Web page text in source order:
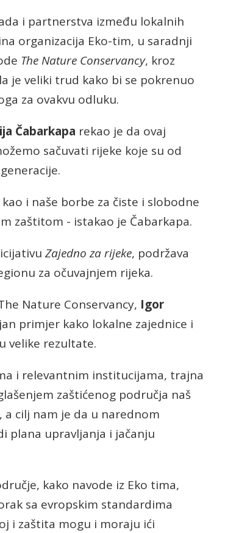
i partnerstva između lokalnih
organizacija Eko-tim, u saradnji
The Nature Conservancy, kroz
je veliki trud kako bi se pokrenuo
za ovakvu odluku.
Čabarkapa rekao je da ovaj
sačuvati rijeke koje su od
i naše borbe za čiste i slobodne
zaštitom - istakao je Čabarkapa.
Zajedno za rijeke, podržava
za očuvajnjem rijeka.
Nature Conservancy, Igor
primjer kako lokalne zajednice i
velike rezultate.
i relevantnim institucijama, trajna
zaštićenog područja naš
cilj nam je da u narednom
plana upravljanja i jačanju
kako navode iz Eko tima,
sa evropskim standardima
i zaštita mogu i moraju ići